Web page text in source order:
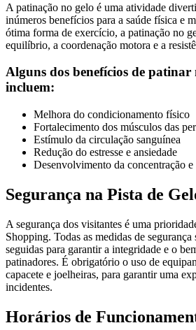
A patinação no gelo é uma atividade
inúmeros benefícios para a saúde física e
ótima forma de exercício, a patinação no
equilíbrio, a coordenação motora e a
Alguns dos benefícios de patinar
incluem:
Melhora do condicionamento físico
Fortalecimento dos músculos das
Estímulo da circulação sanguínea
Redução do estresse e ansiedade
Desenvolvimento da concentração
Segurança na Pista de
A segurança dos visitantes é uma
Shopping. Todas as medidas de segurança
seguidas para garantir a integridade e o
patinadores. É obrigatório o uso de
capacete e joelheiras, para garantir uma
incidentes.
Horários de